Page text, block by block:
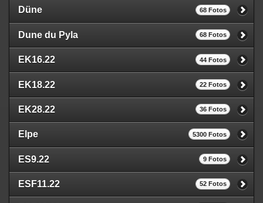
Düne 68 Fotos
Dune du Pyla 68 Fotos
EK16.22 44 Fotos
EK18.22 22 Fotos
EK28.22 36 Fotos
Elpe 5300 Fotos
ES9.22 9 Fotos
ESF11.22 52 Fotos